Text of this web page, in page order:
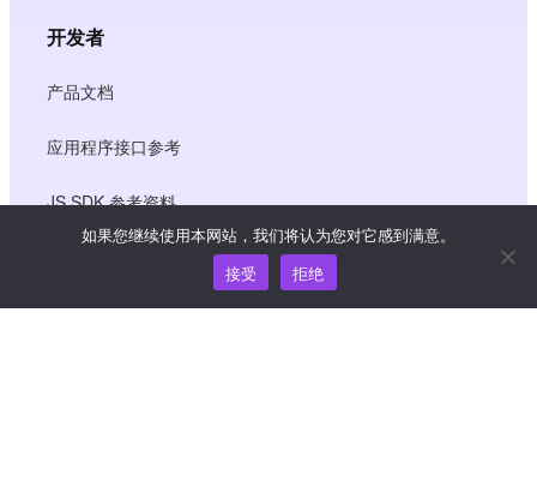
开发者
产品文档
应用程序接口参考
JS SDK 参考资料
如果您继续使用本网站，我们将认为您对它感到满意。
接受
拒绝